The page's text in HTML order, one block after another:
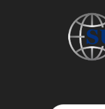
Vom 23. bis